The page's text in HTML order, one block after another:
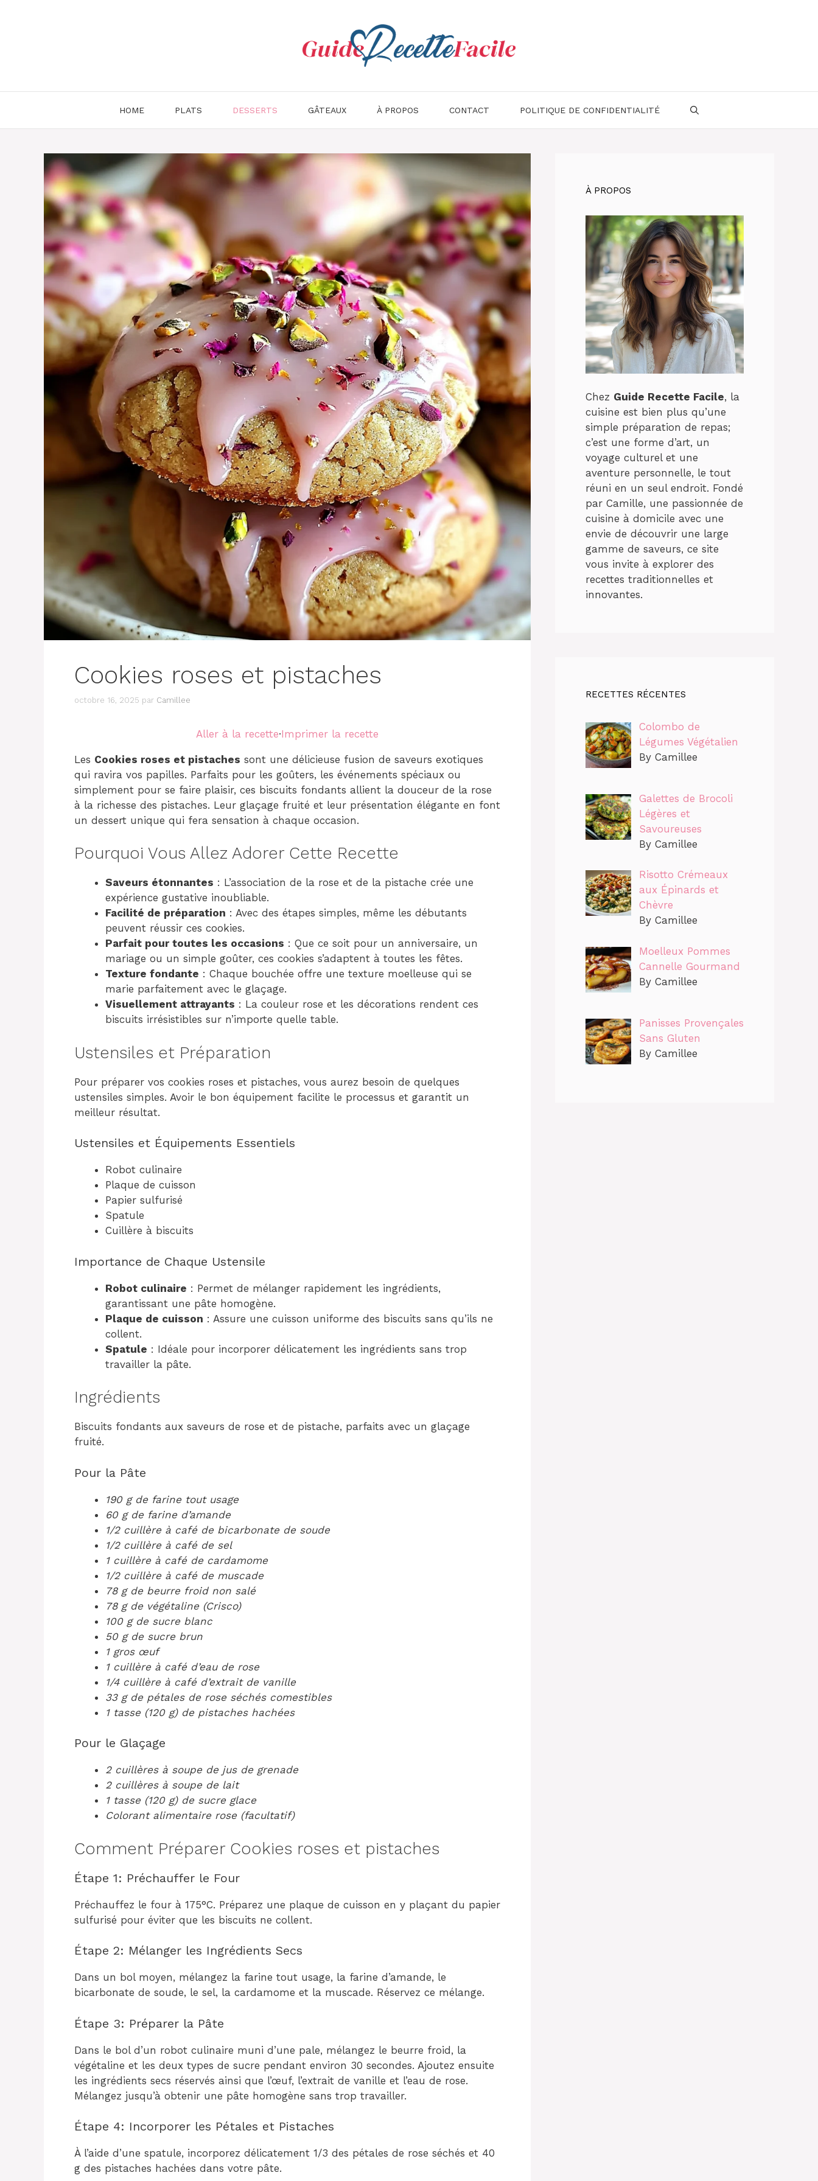
HOME PLATS DESSERTS GÂTEAUX À PROPOS CONTACT POLITIQUE DE CONFIDENTIALITÉ
Cookies roses et pistaches
octobre 16, 2025 par Camillee
Aller à la recette·Imprimer la recette
Les Cookies roses et pistaches sont une délicieuse fusion de saveurs exotiques
qui ravira vos papilles. Parfaits pour les goûters, les événements spéciaux ou
simplement pour se faire plaisir, ces biscuits fondants allient la douceur de la rose
à la richesse des pistaches. Leur glaçage fruité et leur présentation élégante en font
un dessert unique qui fera sensation à chaque occasion.
Pourquoi Vous Allez Adorer Cette Recette
Saveurs étonnantes : L’association de la rose et de la pistache crée une
expérience gustative inoubliable.
Facilité de préparation : Avec des étapes simples, même les débutants
peuvent réussir ces cookies.
Parfait pour toutes les occasions : Que ce soit pour un anniversaire, un
mariage ou un simple goûter, ces cookies s’adaptent à toutes les fêtes.
Texture fondante : Chaque bouchée offre une texture moelleuse qui se
marie parfaitement avec le glaçage.
Visuellement attrayants : La couleur rose et les décorations rendent ces
biscuits irrésistibles sur n’importe quelle table.
Ustensiles et Préparation
Pour préparer vos cookies roses et pistaches, vous aurez besoin de quelques
ustensiles simples. Avoir le bon équipement facilite le processus et garantit un
meilleur résultat.
Ustensiles et Équipements Essentiels
Robot culinaire
Plaque de cuisson
Papier sulfurisé
Spatule
Cuillère à biscuits
Importance de Chaque Ustensile
Robot culinaire : Permet de mélanger rapidement les ingrédients,
garantissant une pâte homogène.
Plaque de cuisson : Assure une cuisson uniforme des biscuits sans qu’ils ne
collent.
Spatule : Idéale pour incorporer délicatement les ingrédients sans trop
travailler la pâte.
Ingrédients
Biscuits fondants aux saveurs de rose et de pistache, parfaits avec un glaçage
fruité.
Pour la Pâte
190 g de farine tout usage
60 g de farine d’amande
1/2 cuillère à café de bicarbonate de soude
1/2 cuillère à café de sel
1 cuillère à café de cardamome
1/2 cuillère à café de muscade
78 g de beurre froid non salé
78 g de végétaline (Crisco)
100 g de sucre blanc
50 g de sucre brun
1 gros œuf
1 cuillère à café d’eau de rose
1/4 cuillère à café d’extrait de vanille
33 g de pétales de rose séchés comestibles
1 tasse (120 g) de pistaches hachées
Pour le Glaçage
2 cuillères à soupe de jus de grenade
2 cuillères à soupe de lait
1 tasse (120 g) de sucre glace
Colorant alimentaire rose (facultatif)
Comment Préparer Cookies roses et pistaches
Étape 1: Préchauffer le Four
Préchauffez le four à 175°C. Préparez une plaque de cuisson en y plaçant du papier
sulfurisé pour éviter que les biscuits ne collent.
Étape 2: Mélanger les Ingrédients Secs
Dans un bol moyen, mélangez la farine tout usage, la farine d’amande, le
bicarbonate de soude, le sel, la cardamome et la muscade. Réservez ce mélange.
Étape 3: Préparer la Pâte
Dans le bol d’un robot culinaire muni d’une pale, mélangez le beurre froid, la
végétaline et les deux types de sucre pendant environ 30 secondes. Ajoutez ensuite
les ingrédients secs réservés ainsi que l’œuf, l’extrait de vanille et l’eau de rose.
Mélangez jusqu’à obtenir une pâte homogène sans trop travailler.
Étape 4: Incorporer les Pétales et Pistaches
À l’aide d’une spatule, incorporez délicatement 1/3 des pétales de rose séchés et 40
g des pistaches hachées dans votre pâte.
À PROPOS
Chez Guide Recette Facile, la
cuisine est bien plus qu’une
simple préparation de repas;
c’est une forme d’art, un
voyage culturel et une
aventure personnelle, le tout
réuni en un seul endroit. Fondé
par Camille, une passionnée de
cuisine à domicile avec une
envie de découvrir une large
gamme de saveurs, ce site
vous invite à explorer des
recettes traditionnelles et
innovantes.
RECETTES RÉCENTES
Colombo de
Légumes Végétalien
By Camillee
Galettes de Brocoli
Légères et
Savoureuses
By Camillee
Risotto Crémeaux
aux Épinards et
Chèvre
By Camillee
Moelleux Pommes
Cannelle Gourmand
By Camillee
Panisses Provençales
Sans Gluten
By Camillee